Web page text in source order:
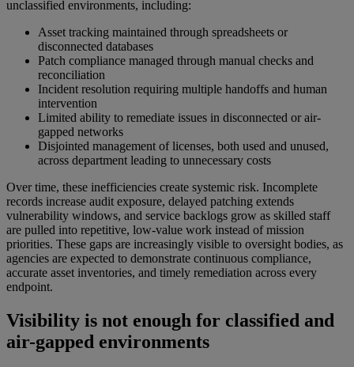
unclassified environments, including:
Asset tracking maintained through spreadsheets or
disconnected databases
Patch compliance managed through manual checks and
reconciliation
Incident resolution requiring multiple handoffs and human
intervention
Limited ability to remediate issues in disconnected or air-
gapped networks
Disjointed management of licenses, both used and unused,
across department leading to unnecessary costs
Over time, these inefficiencies create systemic risk. Incomplete
records increase audit exposure, delayed patching extends
vulnerability windows, and service backlogs grow as skilled staff
are pulled into repetitive, low-value work instead of mission
priorities. These gaps are increasingly visible to oversight bodies, as
agencies are expected to demonstrate continuous compliance,
accurate asset inventories, and timely remediation across every
endpoint.
Visibility is not enough for classified and
air-gapped environments